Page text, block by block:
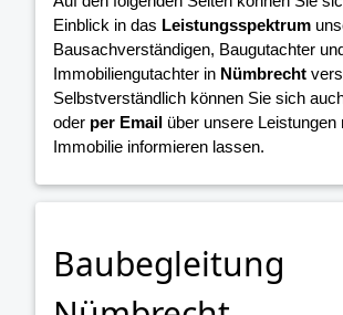
Einblick in das Leistungsspektrum
Bausachverständigen, Baugutachter und
Immobiliengutachter in Nümbrecht
Selbstverständlich können Sie sich
oder per Email über unsere Leistungen
Immobilie informieren lassen.
Baubegleitung